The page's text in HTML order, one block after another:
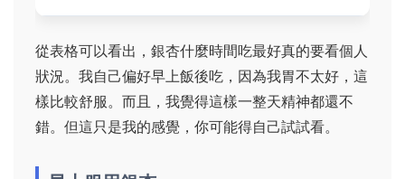
從表格可以看出，銀杏什麼時間吃最好真的要看個人
狀況。我自己偏好早上飯後吃，因為我胃不太好，這
樣比較舒服。而且，我覺得這樣一整天精神都還不
錯。但這只是我的感覺，你可能得自己試試看。